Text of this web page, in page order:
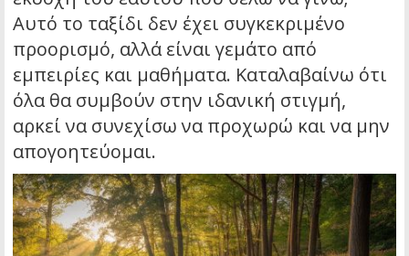
Αυτό το ταξίδι δεν έχει συγκεκριμένο
προορισμό, αλλά είναι γεμάτο από
εμπειρίες και μαθήματα. Καταλαβαίνω ότι
όλα θα συμβούν στην ιδανική στιγμή,
αρκεί να συνεχίσω να προχωρώ και να μην
απογοητεύομαι.